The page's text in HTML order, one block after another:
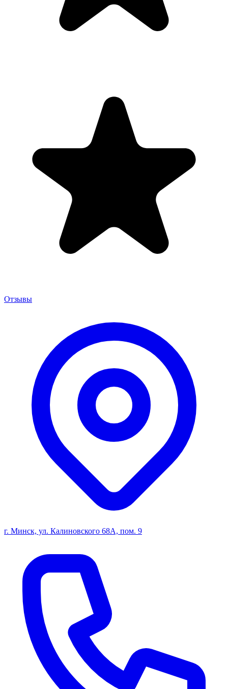
Отзывы
г. Минск, ул. Калиновского 68А, пом. 9